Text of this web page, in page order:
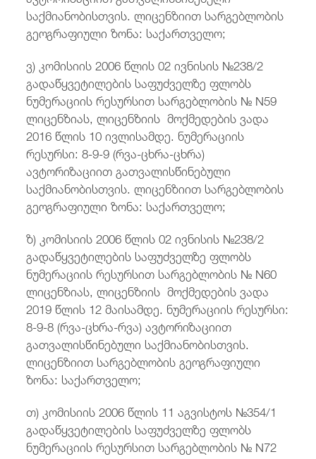
საქმიანობისთვის. ლიცენზიით სარგებლობის
გეოგრაფიული ზონა: საქართველო;
ვ) კომისიის 2006 წლის 02 ივნისის №238/2
გადაწყვეტილების საფუძველზე ფლობს
ნუმერაციის რესურსით სარგებლობის № N59
ლიცენზიას, ლიცენზიის მოქმედების ვადა
2016 წლის 10 ივლისამდე. ნუმერაციის
რესურსი: 8-9-9 (რვა-ცხრა-ცხრა)
ავტორიზაციით გათვალისწინებული
საქმიანობისთვის. ლიცენზიით სარგებლობის
გეოგრაფიული ზონა: საქართველო;
ზ) კომისიის 2006 წლის 02 ივნისის №238/2
გადაწყვეტილების საფუძველზე ფლობს
ნუმერაციის რესურსით სარგებლობის № N60
ლიცენზიას, ლიცენზიის მოქმედების ვადა
2019 წლის 12 მაისამდე. ნუმერაციის რესურსი:
8-9-8 (რვა-ცხრა-რვა) ავტორიზაციით
გათვალისწინებული საქმიანობისთვის.
ლიცენზიით სარგებლობის გეოგრაფიული
ზონა: საქართველო;
თ) კომისიის 2006 წლის 11 აგვისტოს №354/1
გადაწყვეტილების საფუძველზე ფლობს
ნუმერაციის რესურსით სარგებლობის № N72